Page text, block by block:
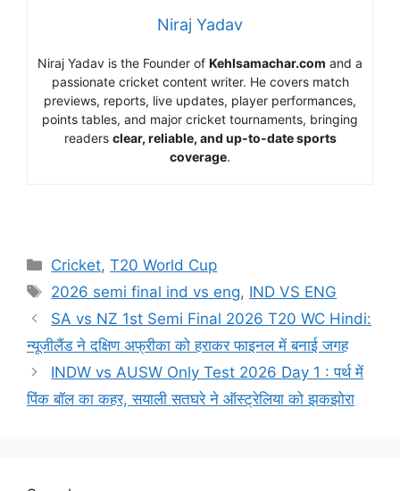
Niraj Yadav
Niraj Yadav is the Founder of Kehlsamachar.com and a
passionate cricket content writer. He covers match
previews, reports, live updates, player performances,
points tables, and major cricket tournaments, bringing
readers clear, reliable, and up-to-date sports
coverage.
Cricket,T20 World Cup
2026 semi final ind vs eng, IND VS ENG
SA vs NZ 1st Semi Final 2026 T20 WC Hindi:
न्यूजीलैंड ने दक्षिण अफ्रीका को हराकर फाइनल में बनाई जगह
INDW vs AUSW Only Test 2026 Day 1 : पर्थ में
पिंक बॉल का कहर, सयाली सतघरे ने ऑस्ट्रेलिया को झकझोरा